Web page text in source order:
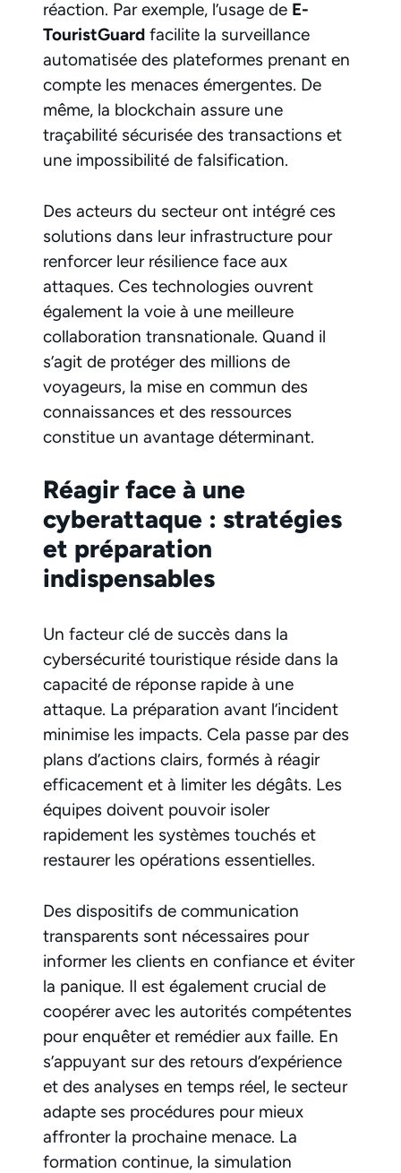
réaction. Par exemple, l’usage de E-
TouristGuard facilite la surveillance
automatisée des plateformes prenant en
compte les menaces émergentes. De
même, la blockchain assure une
traçabilité sécurisée des transactions et
une impossibilité de falsification.
Des acteurs du secteur ont intégré ces
solutions dans leur infrastructure pour
renforcer leur résilience face aux
attaques. Ces technologies ouvrent
également la voie à une meilleure
collaboration transnationale. Quand il
s’agit de protéger des millions de
voyageurs, la mise en commun des
connaissances et des ressources
constitue un avantage déterminant.
Réagir face à une
cyberattaque : stratégies
et préparation
indispensables
Un facteur clé de succès dans la
cybersécurité touristique réside dans la
capacité de réponse rapide à une
attaque. La préparation avant l’incident
minimise les impacts. Cela passe par des
plans d’actions clairs, formés à réagir
efficacement et à limiter les dégâts. Les
équipes doivent pouvoir isoler
rapidement les systèmes touchés et
restaurer les opérations essentielles.
Des dispositifs de communication
transparents sont nécessaires pour
informer les clients en confiance et éviter
la panique. Il est également crucial de
coopérer avec les autorités compétentes
pour enquêter et remédier aux faille. En
s’appuyant sur des retours d’expérience
et des analyses en temps réel, le secteur
adapte ses procédures pour mieux
affronter la prochaine menace. La
formation continue, la simulation